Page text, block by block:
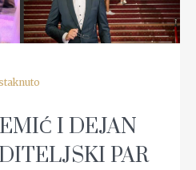
I DEJAN
PAR